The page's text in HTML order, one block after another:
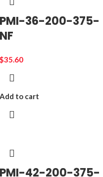
PMI-36-200-375-
NF
$35.60
Add to cart
PMI-42-200-375-